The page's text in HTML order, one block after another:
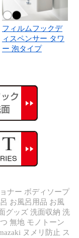
フィルムフックデ
ィスペンサー タワ
ー 泡タイプ
ナー ボディソープ
お風呂用品 お風
グッズ 洗面収納 洗
無地 モノトーン
ヌメリ防止 ス